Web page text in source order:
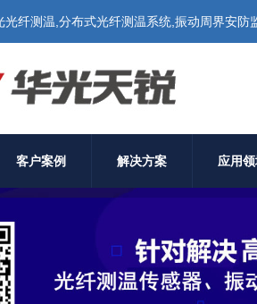
纤测温,分布式光纤测温系统,振动周界安
客户案例 解决方案 应用